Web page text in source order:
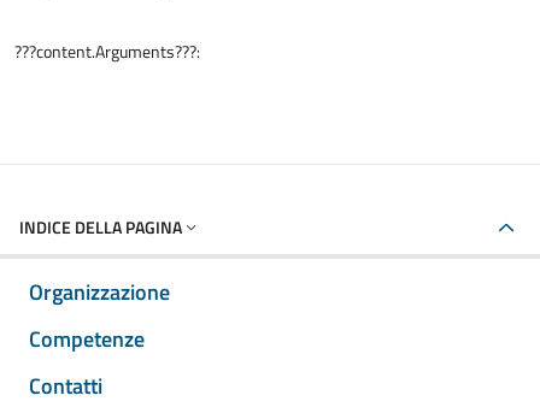
???content.Arguments???:
INDICE DELLA PAGINA
Organizzazione
Competenze
Contatti